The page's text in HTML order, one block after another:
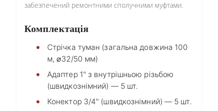
забезпечений ремонтними сполучними муфтами.
Комплектація
Стрічка туман (загальна довжина 100
м, ⌀32/50 мм)
Адаптер 1" з внутрішньою різьбою
(швидкознімний) — 5 шт.
Конектор 3/4" (швидкознімний) — 5 шт.